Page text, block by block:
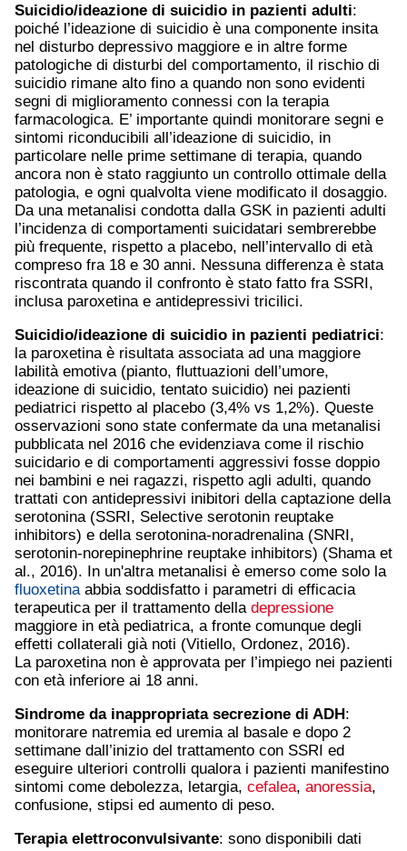
Suicidio/ideazione di suicidio in pazienti adulti:
poiché l’ideazione di suicidio è una componente insita
nel disturbo depressivo maggiore e in altre forme
patologiche di disturbi del comportamento, il rischio di
suicidio rimane alto fino a quando non sono evidenti
segni di miglioramento connessi con la terapia
farmacologica. E’ importante quindi monitorare segni e
sintomi riconducibili all’ideazione di suicidio, in
particolare nelle prime settimane di terapia, quando
ancora non è stato raggiunto un controllo ottimale della
patologia, e ogni qualvolta viene modificato il dosaggio.
Da una metanalisi condotta dalla GSK in pazienti adulti
l’incidenza di comportamenti suicidatari sembrerebbe
più frequente, rispetto a placebo, nell’intervallo di età
compreso fra 18 e 30 anni. Nessuna differenza è stata
riscontrata quando il confronto è stato fatto fra SSRI,
inclusa paroxetina e antidepressivi tricilici.
Suicidio/ideazione di suicidio in pazienti pediatrici:
la paroxetina è risultata associata ad una maggiore
labilità emotiva (pianto, fluttuazioni dell’umore,
ideazione di suicidio, tentato suicidio) nei pazienti
pediatrici rispetto al placebo (3,4% vs 1,2%). Queste
osservazioni sono state confermate da una metanalisi
pubblicata nel 2016 che evidenziava come il rischio
suicidario e di comportamenti aggressivi fosse doppio
nei bambini e nei ragazzi, rispetto agli adulti, quando
trattati con antidepressivi inibitori della captazione della
serotonina (SSRI, Selective serotonin reuptake
inhibitors) e della serotonina-noradrenalina (SNRI,
serotonin-norepinephrine reuptake inhibitors) (Shama et
al., 2016). In un'altra metanalisi è emerso come solo la
fluoxetinaabbia soddisfatto i parametri di efficacia
terapeutica per il trattamento della depressione
maggiore in età pediatrica, a fronte comunque degli
effetti collaterali già noti (Vitiello, Ordonez, 2016).
La paroxetina non è approvata per l’impiego nei pazienti
con età inferiore ai 18 anni.
Sindrome da inappropriata secrezione di ADH:
monitorare natremia ed uremia al basale e dopo 2
settimane dall’inizio del trattamento con SSRI ed
eseguire ulteriori controlli qualora i pazienti manifestino
sintomi come debolezza, letargia, cefalea, anoressia,
confusione, stipsi ed aumento di peso.
Terapia elettroconvulsivante: sono disponibili dati